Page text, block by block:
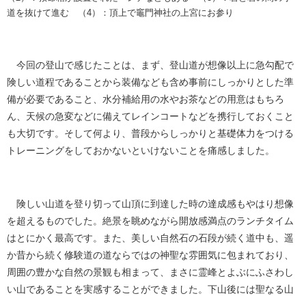
道を抜けて進む （4）：頂上で竈門神社の上宮にお参り
今回の登山で感じたことは、まず、登山道が想像以上に急勾配で
険しい道程であることから装備なども含め事前にしっかりとした準
備が必要であること、水分補給用の水やお茶などの用意はもちろ
ん、天候の急変などに備えてレインコートなどを携行しておくこと
も大切です。そして何より、普段からしっかりと基礎体力をつける
トレーニングをしておかないといけないことを痛感しました。
険しい山道を登り切って山頂に到達した時の達成感もやはり想像
を超えるものでした。絶景を眺めながら開放感満点のランチタイム
はとにかく最高です。また、美しい自然石の石段が続く道中も、遥
か昔から続く修験道の道ならではの神聖な雰囲気に包まれており、
周囲の豊かな自然の景観も相まって、まさに霊峰とよぶにふさわし
い山であることを実感することができました。下山後には聖なる山